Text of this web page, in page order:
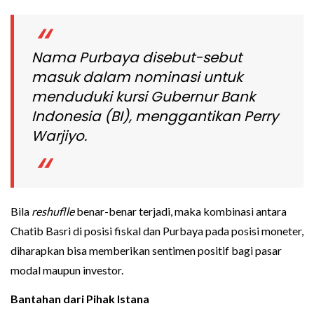
Nama Purbaya disebut-sebut
masuk dalam nominasi untuk
menduduki kursi Gubernur Bank
Indonesia (BI), menggantikan Perry
Warjiyo.
Bila reshufllebenar-benar terjadi, maka kombinasi antara
Chatib Basri di posisi fiskal dan Purbaya pada posisi moneter,
diharapkan bisa memberikan sentimen positif bagi pasar
modal maupun investor.
Bantahan dari Pihak Istana